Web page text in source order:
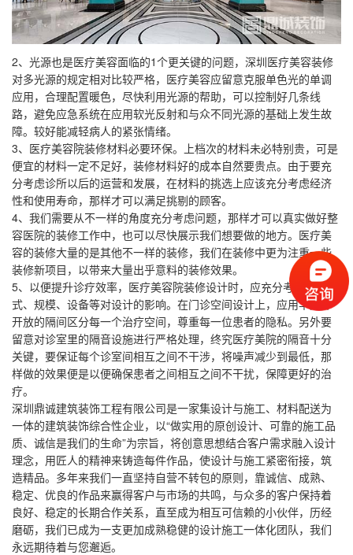
2、光源也是医疗美容面临的1个更关键的问题，深圳医疗美容装修
对多光源的规定相对比较严格，医疗美容应留意克服单色光的单调
应用，合理配置暖色，尽快利用光源的帮助，可以控制好几条线
路，避免应急系统在应用软光反射和与众不同光源的基础上发生故
障。较好能减轻病人的紧张情绪。
3、医疗美容院装修材料必要环保。上档次的材料未必特别贵，可是
便宜的材料一定不足好，装修材料好的成本自然要贵点。由于要充
分考虑诊所以后的运营和发展，在材料的挑选上应该充分考虑经济
性和使用寿命，那样才可以满足挑剔的顾客。
4、我们需要从不一样的角度充分考虑问题，那样才可以真实做好整
容医院的装修工作中，也可以尽快展示我们想要做的地方。医疗美
容的装修大量的是其他不一样的装修，我们在装修中更为注重一些
装修新项目，以带来大量出乎意料的装修效果。
5、以便提升诊疗效率，医疗美容院装修设计时，应充分考虑诊疗方
式、规模、设备等对设计的影响。在门诊空间设计上，应用半对外
开放的隔间区分每一个治疗空间，尊重每一位患者的隐私。另外要
留意对诊室里的隔音设施进行严格处理，终究医疗美院的隔音十分
关键，要保证每个诊室间相互之间不干涉，将噪声减少到最低，那
样做的效果便是以便确保患者之间相互之间不干扰，保障更好的治
疗。
深圳鼎诚建筑装饰工程有限公司是一家集设计与施工、材料配送为
一体的建筑装饰综合性企业，以“做实用的原创设计、可靠的施工品
质、诚信是我们的生命”为宗旨，将创意思想结合客户需求融入设计
理念，用匠人的精神来铸造每件作品，使设计与施工紧密衔接，筑
造精品。多年来我们一直坚持自营不转包的原则，靠诚信、成熟、
稳定、优良的作品来赢得客户与市场的共鸣，与众多的客户保持着
良好、稳定的长期合作关系，直至成为相互可信赖的小伙伴，历经
磨砺，我们已成为一支更加成熟稳健的设计施工一体化团队，我们
永远期待着与您邂逅。